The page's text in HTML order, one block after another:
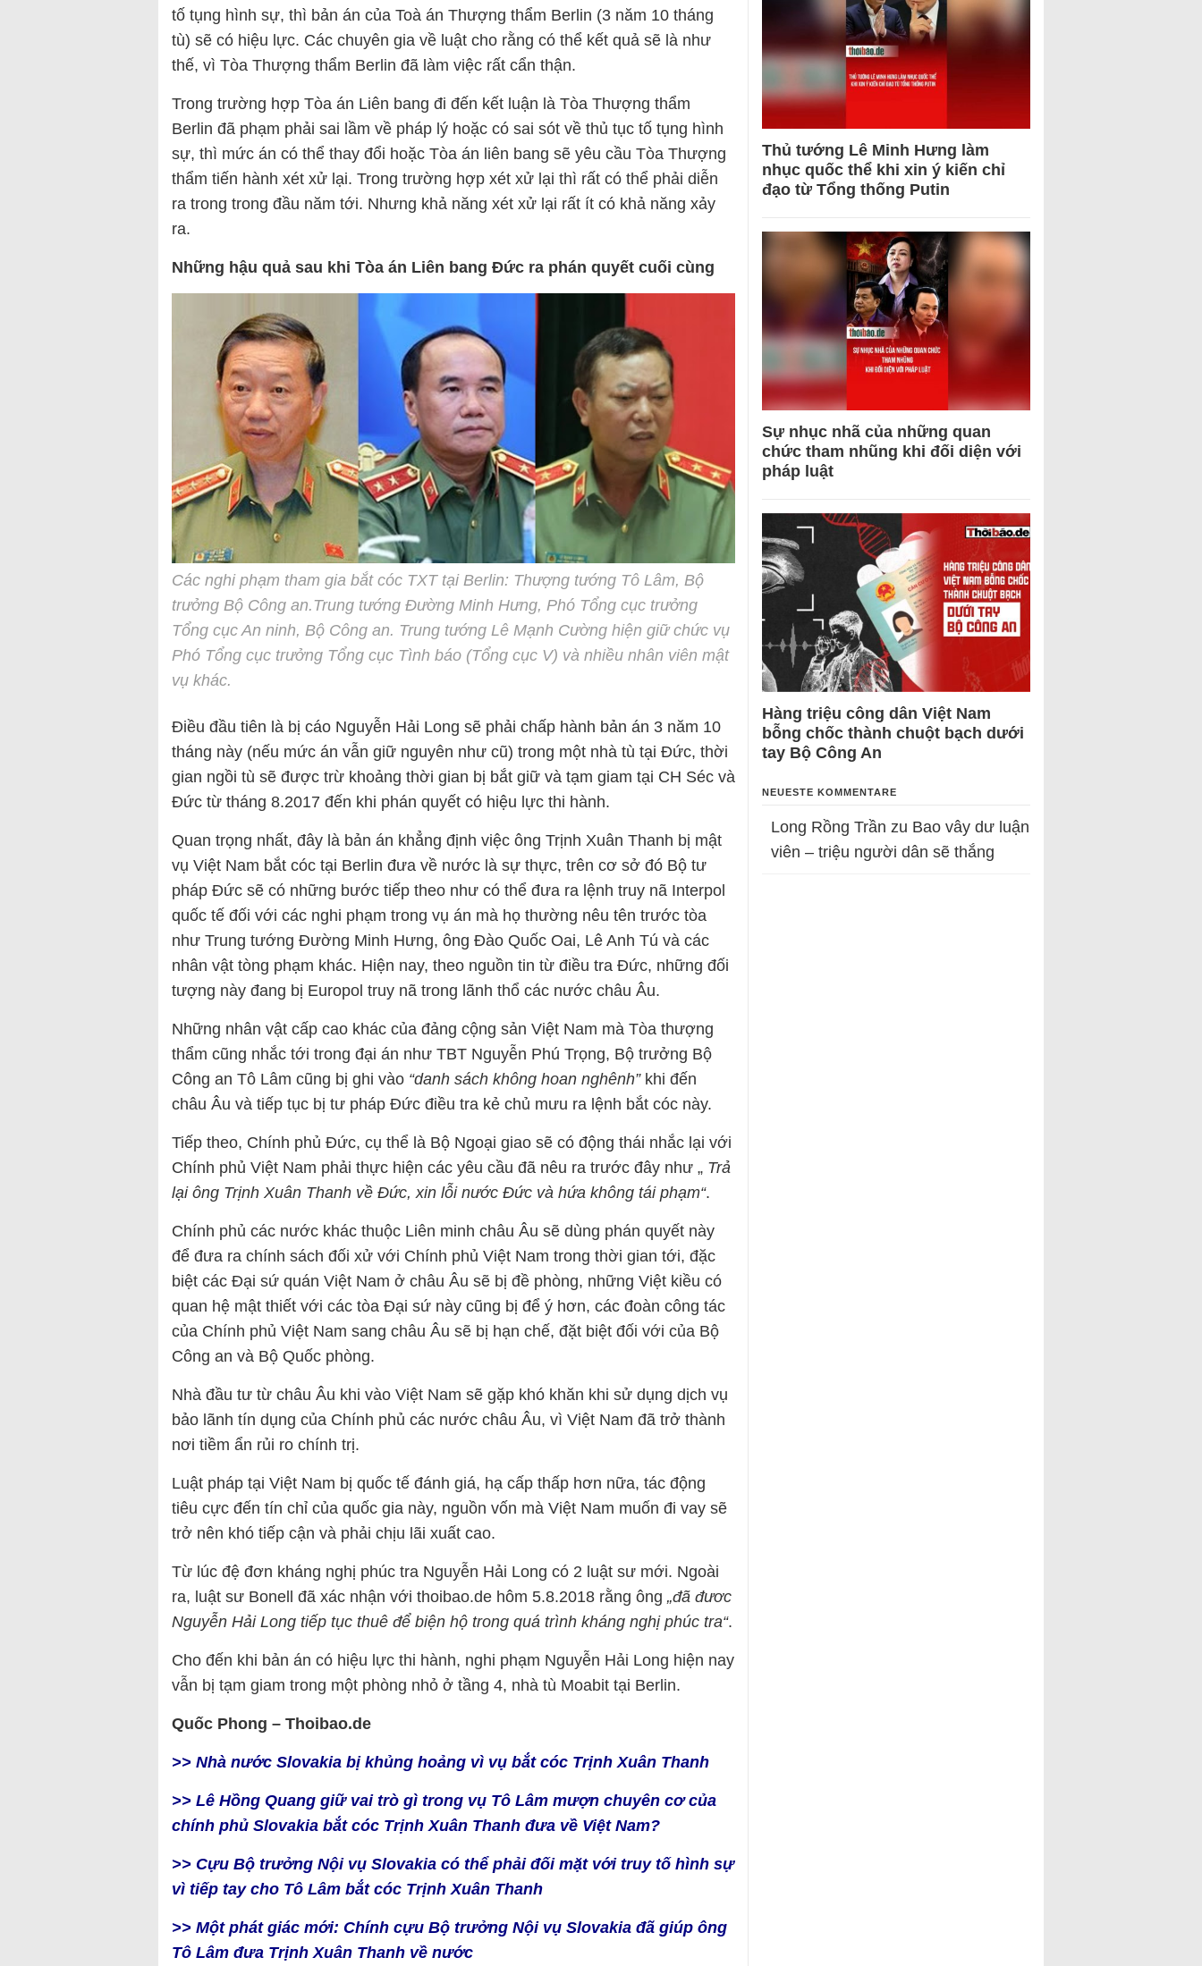
tố tụng hình sự, thì bản án của Toà án Thượng thẩm Berlin (3 năm 10 tháng
tù) sẽ có hiệu lực. Các chuyên gia về luật cho rằng có thể kết quả sẽ là như
thế, vì Tòa Thượng thẩm Berlin đã làm việc rất cẩn thận.
Trong trường hợp Tòa án Liên bang đi đến kết luận là Tòa Thượng thẩm
Berlin đã phạm phải sai lầm về pháp lý hoặc có sai sót về thủ tục tố tụng hình
sự, thì mức án có thể thay đổi hoặc Tòa án liên bang sẽ yêu cầu Tòa Thượng
thẩm tiến hành xét xử lại. Trong trường hợp xét xử lại thì rất có thể phải diễn
ra trong trong đầu năm tới. Nhưng khả năng xét xử lại rất ít có khả năng xảy
ra.
Những hậu quả sau khi Tòa án Liên bang Đức ra phán quyết cuối cùng
Các nghi phạm tham gia bắt cóc TXT tại Berlin: Thượng tướng Tô Lâm, Bộ
trưởng Bộ Công an.Trung tướng Đường Minh Hưng, Phó Tổng cục trưởng
Tổng cục An ninh, Bộ Công an. Trung tướng Lê Mạnh Cường hiện giữ chức vụ
Phó Tổng cục trưởng Tổng cục Tình báo (Tổng cục V) và nhiều nhân viên mật
vụ khác.
Điều đầu tiên là bị cáo Nguyễn Hải Long sẽ phải chấp hành bản án 3 năm 10
tháng này (nếu mức án vẫn giữ nguyên như cũ) trong một nhà tù tại Đức, thời
gian ngồi tù sẽ được trừ khoảng thời gian bị bắt giữ và tạm giam tại CH Séc và
Đức từ tháng 8.2017 đến khi phán quyết có hiệu lực thi hành.
Quan trọng nhất, đây là bản án khẳng định việc ông Trịnh Xuân Thanh bị mật
vụ Việt Nam bắt cóc tại Berlin đưa về nước là sự thực, trên cơ sở đó Bộ tư
pháp Đức sẽ có những bước tiếp theo như có thể đưa ra lệnh truy nã Interpol
quốc tế đối với các nghi phạm trong vụ án mà họ thường nêu tên trước tòa
như Trung tướng Đường Minh Hưng, ông Đào Quốc Oai, Lê Anh Tú và các
nhân vật tòng phạm khác. Hiện nay, theo nguồn tin từ điều tra Đức, những đối
tượng này đang bị Europol truy nã trong lãnh thổ các nước châu Âu.
Những nhân vật cấp cao khác của đảng cộng sản Việt Nam mà Tòa thượng
thẩm cũng nhắc tới trong đại án như TBT Nguyễn Phú Trọng, Bộ trưởng Bộ
Công an Tô Lâm cũng bị ghi vào “danh sách không hoan nghênh”khi đến
châu Âu và tiếp tục bị tư pháp Đức điều tra kẻ chủ mưu ra lệnh bắt cóc này.
Tiếp theo, Chính phủ Đức, cụ thể là Bộ Ngoại giao sẽ có động thái nhắc lại với
Chính phủ Việt Nam phải thực hiện các yêu cầu đã nêu ra trước đây như „ Trả
lại ông Trịnh Xuân Thanh về Đức, xin lỗi nước Đức và hứa không tái phạm“.
Chính phủ các nước khác thuộc Liên minh châu Âu sẽ dùng phán quyết này
để đưa ra chính sách đối xử với Chính phủ Việt Nam trong thời gian tới, đặc
biệt các Đại sứ quán Việt Nam ở châu Âu sẽ bị đề phòng, những Việt kiều có
quan hệ mật thiết với các tòa Đại sứ này cũng bị để ý hơn, các đoàn công tác
của Chính phủ Việt Nam sang châu Âu sẽ bị hạn chế, đặt biệt đối với của Bộ
Công an và Bộ Quốc phòng.
Nhà đầu tư từ châu Âu khi vào Việt Nam sẽ gặp khó khăn khi sử dụng dịch vụ
bảo lãnh tín dụng của Chính phủ các nước châu Âu, vì Việt Nam đã trở thành
nơi tiềm ẩn rủi ro chính trị.
Luật pháp tại Việt Nam bị quốc tế đánh giá, hạ cấp thấp hơn nữa, tác động
tiêu cực đến tín chỉ của quốc gia này, nguồn vốn mà Việt Nam muốn đi vay sẽ
trở nên khó tiếp cận và phải chịu lãi xuất cao.
Từ lúc đệ đơn kháng nghị phúc tra Nguyễn Hải Long có 2 luật sư mới. Ngoài
ra, luật sư Bonell đã xác nhận với thoibao.de hôm 5.8.2018 rằng ông „đã đươc
Nguyễn Hải Long tiếp tục thuê để biện hộ trong quá trình kháng nghị phúc tra“.
Cho đến khi bản án có hiệu lực thi hành, nghi phạm Nguyễn Hải Long hiện nay
vẫn bị tạm giam trong một phòng nhỏ ở tầng 4, nhà tù Moabit tại Berlin.
Quốc Phong – Thoibao.de
>> Nhà nước Slovakia bị khủng hoảng vì vụ bắt cóc Trịnh Xuân Thanh
>> Lê Hồng Quang giữ vai trò gì trong vụ Tô Lâm mượn chuyên cơ của
chính phủ Slovakia bắt cóc Trịnh Xuân Thanh đưa về Việt Nam?
>> Cựu Bộ trưởng Nội vụ Slovakia có thể phải đối mặt với truy tố hình sự
vì tiếp tay cho Tô Lâm bắt cóc Trịnh Xuân Thanh
>> Một phát giác mới: Chính cựu Bộ trưởng Nội vụ Slovakia đã giúp ông
Tô Lâm đưa Trịnh Xuân Thanh về nước
Thủ tướng Lê Minh Hưng làm
nhục quốc thể khi xin ý kiến chỉ
đạo từ Tổng thống Putin
Sự nhục nhã của những quan
chức tham nhũng khi đối diện với
pháp luật
Hàng triệu công dân Việt Nam
bỗng chốc thành chuột bạch dưới
tay Bộ Công An
NEUESTE KOMMENTARE
Long Rồng Trần zu Bao vây dư luận
viên – triệu người dân sẽ thắng